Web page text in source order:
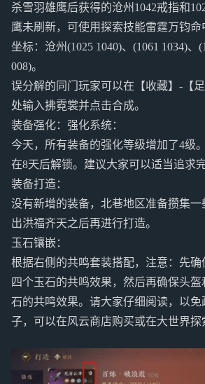
杀雪羽雄鹰后获得的沧州1042戒指和
鹰未刷新，可使用探索技能雷霆万钧
坐标：沧州(1025 1040)、(1061 1034)、
008)。
误分解的同门玩家可以在【收藏】-【足
处输入拂霓裳并点击合成。
装备强化：强化系统：
今天，所有装备的强化等级增加了4级
在8天后解锁。建议大家可以适当追求完
装备打造：
没有新增的装备，北巷地区准备攒集
出洪福齐天之后再进行打造。
玉石镶嵌：
根据右侧的共鸣套装搭配，注意：先
四个玉石的共鸣效果，然后再确保头
石的共鸣效果。请大家仔细阅读，以免
子，可以在风云商店购买或在大世界探